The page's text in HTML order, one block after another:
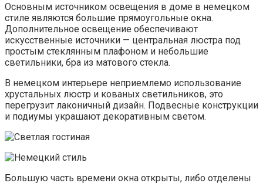
Основным источником освещения в доме в немецком
стиле являются большие прямоугольные окна.
Дополнительное освещение обеспечивают
искусственные источники — центральная люстра под
простым стеклянным плафоном и небольшие
светильники, бра из матового стекла.
В немецком интерьере неприемлемо использование
хрустальных люстр и кованых светильников, это
перегрузит лаконичный дизайн. Подвесные конструкции
и подиумы украшают декоративным светом.
Большую часть времени окна открыты, либо отделены